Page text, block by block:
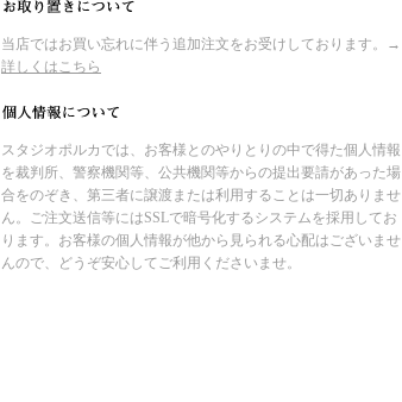
当店ではお買い忘れに伴う追加注文をお受けしております。→
詳しくはこちら
スタジオポルカでは、お客様とのやりとりの中で得た個人情報
を裁判所、警察機関等、公共機関等からの提出要請があった場
合をのぞき、第三者に譲渡または利用することは一切ありませ
ん。ご注文送信等にはSSLで暗号化するシステムを採用してお
ります。お客様の個人情報が他から見られる心配はございませ
んので、どうぞ安心してご利用くださいませ。